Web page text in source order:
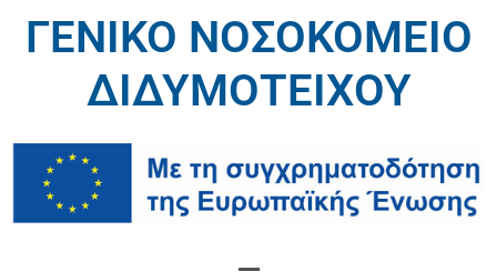
ΓΕΝΙΚΟ ΝΟΣΟΚΟΜΕΙΟ
ΔΙΔΥΜΟΤΕΙΧΟΥ